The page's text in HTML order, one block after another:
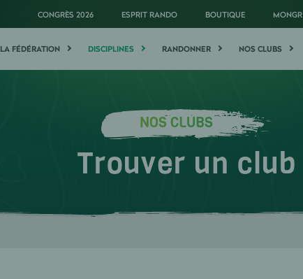
CONGRÈS 2026 ESPRIT RANDO BOUTIQUE MONGR
LA FÉDÉRATION DISCIPLINES RANDONNER NOS CLUBS
NOS CLUBS
Trouver un club